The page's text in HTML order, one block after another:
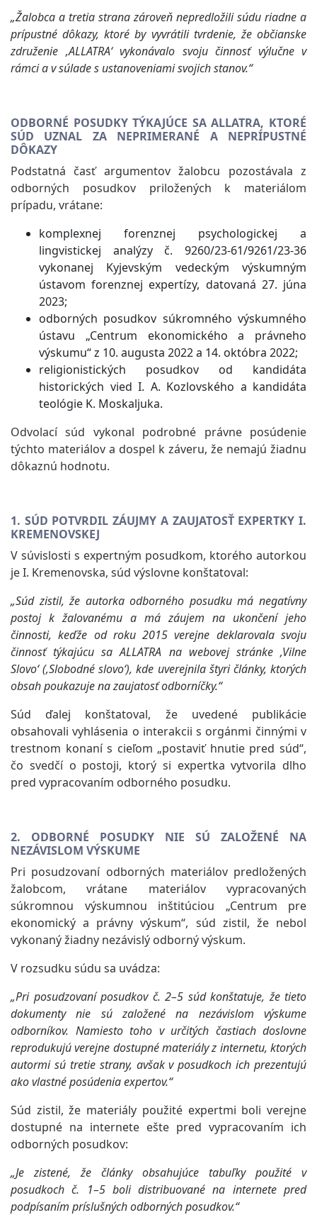
„Žalobca a tretia strana zároveň nepredložili súdu riadne a
prípustné dôkazy, ktoré by vyvrátili tvrdenie, že občianske
združenie ‚ALLATRA‘ vykonávalo svoju činnosť výlučne v
rámci a v súlade s ustanoveniami svojich stanov.“
ODBORNÉ POSUDKY TÝKAJÚCE SA ALLATRA, KTORÉ
SÚD UZNAL ZA NEPRIMERANÉ A NEPRÍPUSTNÉ
DÔKAZY
Podstatná časť argumentov žalobcu pozostávala z
odborných posudkov priložených k materiálom
prípadu, vrátane:
komplexnej forenznej psychologickej a
lingvistickej analýzy č. 9260/23-61/9261/23-36
vykonanej Kyjevským vedeckým výskumným
ústavom forenznej expertízy, datovaná 27. júna
2023;
odborných posudkov súkromného výskumného
ústavu „Centrum ekonomického a právneho
výskumu“ z 10. augusta 2022 a 14. októbra 2022;
religionistických posudkov od kandidáta
historických vied I. A. Kozlovského a kandidáta
teológie K. Moskaljuka.
Odvolací súd vykonal podrobné právne posúdenie
týchto materiálov a dospel k záveru, že nemajú žiadnu
dôkaznú hodnotu.
1. SÚD POTVRDIL ZÁUJMY A ZAUJATOSŤ EXPERTKY I.
KREMENOVSKEJ
V súvislosti s expertným posudkom, ktorého autorkou
je I. Kremenovska, súd výslovne konštatoval:
„Súd zistil, že autorka odborného posudku má negatívny
postoj k žalovanému a má záujem na ukončení jeho
činnosti, keďže od roku 2015 verejne deklarovala svoju
činnosť týkajúcu sa ALLATRA na webovej stránke ‚Vilne
Slovo‘ (‚Slobodné slovo‘), kde uverejnila štyri články, ktorých
obsah poukazuje na zaujatosť odborníčky.“
Súd ďalej konštatoval, že uvedené publikácie
obsahovali vyhlásenia o interakcii s orgánmi činnými v
trestnom konaní s cieľom „postaviť hnutie pred súd“,
čo svedčí o postoji, ktorý si expertka vytvorila dlho
pred vypracovaním odborného posudku.
2. ODBORNÉ POSUDKY NIE SÚ ZALOŽENÉ NA
NEZÁVISLOM VÝSKUME
Pri posudzovaní odborných materiálov predložených
žalobcom, vrátane materiálov vypracovaných
súkromnou výskumnou inštitúciou „Centrum pre
ekonomický a právny výskum“, súd zistil, že nebol
vykonaný žiadny nezávislý odborný výskum.
V rozsudku súdu sa uvádza:
„Pri posudzovaní posudkov č. 2–5 súd konštatuje, že tieto
dokumenty nie sú založené na nezávislom výskume
odborníkov. Namiesto toho v určitých častiach doslovne
reprodukujú verejne dostupné materiály z internetu, ktorých
autormi sú tretie strany, avšak v posudkoch ich prezentujú
ako vlastné posúdenia expertov.“
Súd zistil, že materiály použité expertmi boli verejne
dostupné na internete ešte pred vypracovaním ich
odborných posudkov:
„Je zistené, že články obsahujúce tabuľky použité v
posudkoch č. 1–5 boli distribuované na internete pred
podpísaním príslušných odborných posudkov.“